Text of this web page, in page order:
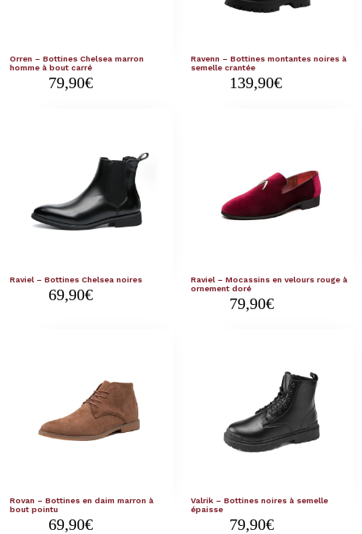
Orren – Bottines Chelsea marron
homme à bout carré
79,90€
Ravenn – Bottines montantes noires à
semelle crantée
139,90€
Raviel – Bottines Chelsea noires
69,90€
Raviel – Mocassins en velours rouge à
ornement doré
79,90€
Rovan – Bottines en daim marron à
bout pointu
69,90€
Valrik – Bottines noires à semelle
épaisse
79,90€